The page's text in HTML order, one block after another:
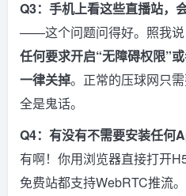
Q3：手机上看这些直播站，
——这个问题问得好。照我说
任何要求开启“无障碍权限”
一律关掉。正常的压球网只
全是鬼话。
Q4：有没有不需要安装任何
有啊！你用浏览器直接打开
免费站都支持WebRTC推流